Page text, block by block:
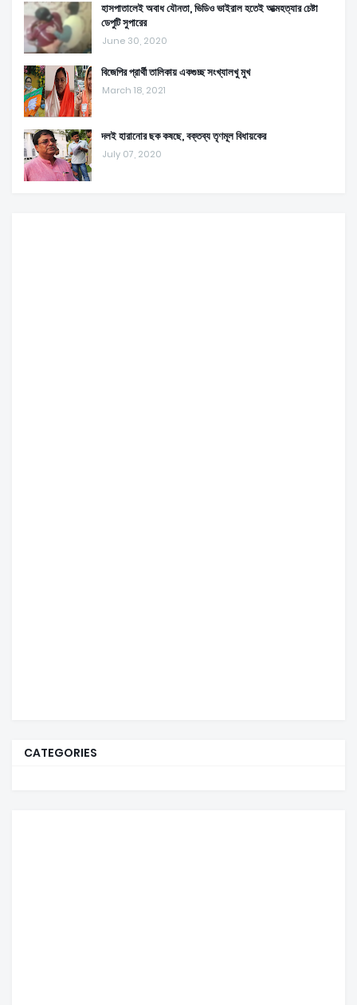
হাসপাতালেই অবাধ যৌনতা, ভিডিও ভাইরাল হতেই আত্মহত্যার চেষ্টা
ডেপুটি সুপারের
June 30, 2020
বিজেপির প্রার্থী তালিকায় একগুচ্ছ সংখ্যালখু মুখ
March 18, 2021
দলই হারানোর ছক কষছে, বক্তব্য তৃণমূল বিধায়কের
July 07, 2020
CATEGORIES